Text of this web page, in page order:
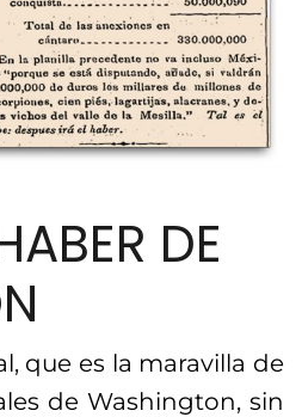
DE
que es la maravilla de
de Washington, sin